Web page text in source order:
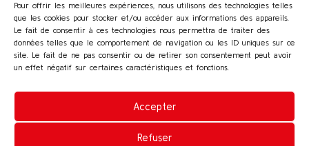
Pour offrir les meilleures expériences, nous utilisons des technologies telles
que les cookies pour stocker et/ou accéder aux informations des appareils.
Le fait de consentir à ces technologies nous permettra de traiter des
données telles que le comportement de navigation ou les ID uniques sur ce
site. Le fait de ne pas consentir ou de retirer son consentement peut avoir
un effet négatif sur certaines caractéristiques et fonctions.
Accepter
Refuser
© 2026MASM – Médecins Action
Santé Migrants| Tous droits réservés
Politique de cookies